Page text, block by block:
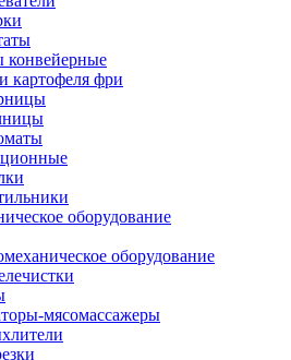
конвейерные
картофеля фри
оборудование
оборудование
мясомассажеры